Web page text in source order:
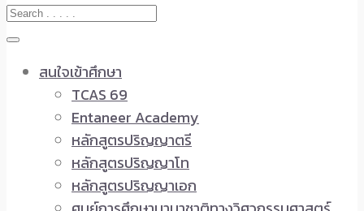
สนใจเข้าศึกษา
TCAS 69
Entaneer Academy
หลักสูตรปริญญาตรี
หลักสูตรปริญญาโท
หลักสูตรปริญญาเอก